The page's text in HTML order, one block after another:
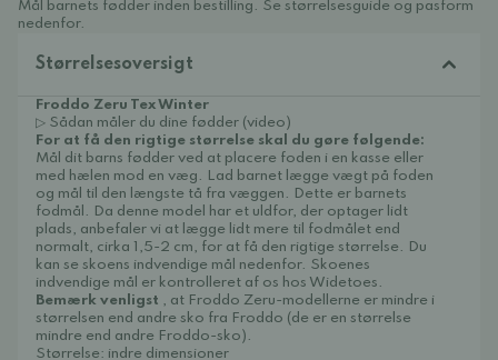
Mål barnets fødder inden bestilling. Se størrelsesguide og pasform
nedenfor.
Størrelsesoversigt
Froddo Zeru Tex Winter
▷ Sådan måler du dine fødder (video)
For at få den rigtige størrelse skal du gøre følgende:
Mål dit barns fødder ved at placere foden i en kasse eller
med hælen mod en væg. Lad barnet lægge vægt på foden
og mål til den længste tå fra væggen. Dette er barnets
fodmål. Da denne model har et uldfor, der optager lidt
plads, anbefaler vi at lægge lidt mere til fodmålet end
normalt, cirka 1,5-2 cm, for at få den rigtige størrelse. Du
kan se skoens indvendige mål nedenfor. Skoenes
indvendige mål er kontrolleret af os hos Widetoes.
Bemærk venligst , at Froddo Zeru-modellerne er mindre i
størrelsen end andre sko fra Froddo (de er en størrelse
mindre end andre Froddo-sko).
Størrelse: indre dimensioner